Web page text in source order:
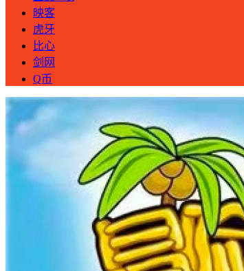
映客
虎牙
比心
剑网
Q币